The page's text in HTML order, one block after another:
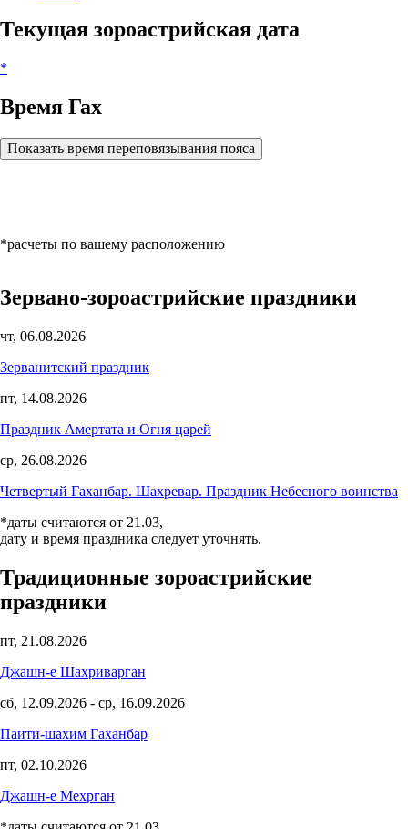
Текущая зороастрийская дата
*
Время Гах
Показать время переповязывания пояса
*расчеты по вашему расположению
Зервано-зороастрийские праздники
чт, 06.08.2026
Зерванитский праздник
пт, 14.08.2026
Праздник Амертата и Огня царей
ср, 26.08.2026
Четвертый Гаханбар. Шахревар. Праздник Небесного воинства
*даты считаются от 21.03,
дату и время праздника следует уточнять.
Традиционные зороастрийские
праздники
пт, 21.08.2026
Джашн-е Шахриварган
сб, 12.09.2026 - ср, 16.09.2026
Паити-шахим Гаханбар
пт, 02.10.2026
Джашн-е Мехрган